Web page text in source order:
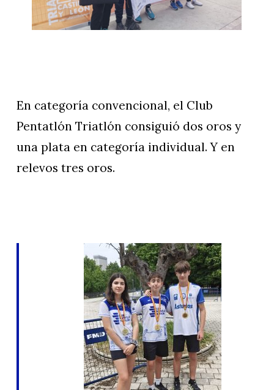
En categoría convencional, el Club
Pentatlón Triatlón consiguió dos oros y
una plata en categoría individual. Y en
relevos tres oros.